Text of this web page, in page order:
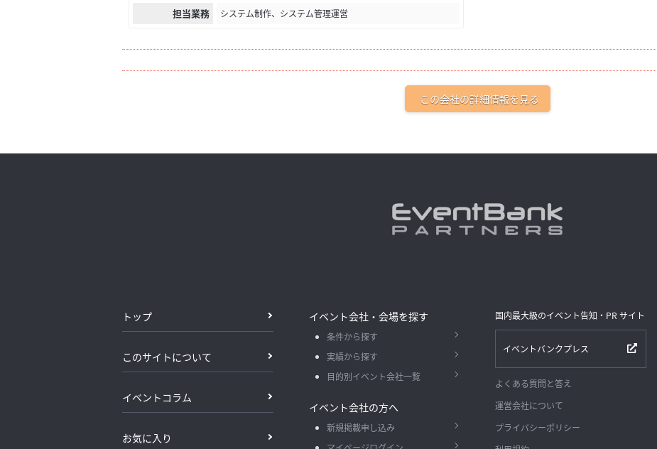
担当業務
システム制作、システム管理運営
この会社の詳細情報を見る
トップ
このサイトについて
イベントコラム
お気に入り
イベント会社・会場を探す
条件から探す
実績から探す
目的別イベント会社一覧
イベント会社の方へ
新規掲載申し込み
国内最大級のイベント告知・PR サイト
イベントバンクプレス
よくある質問と答え
運営会社について
プライバシーポリシー